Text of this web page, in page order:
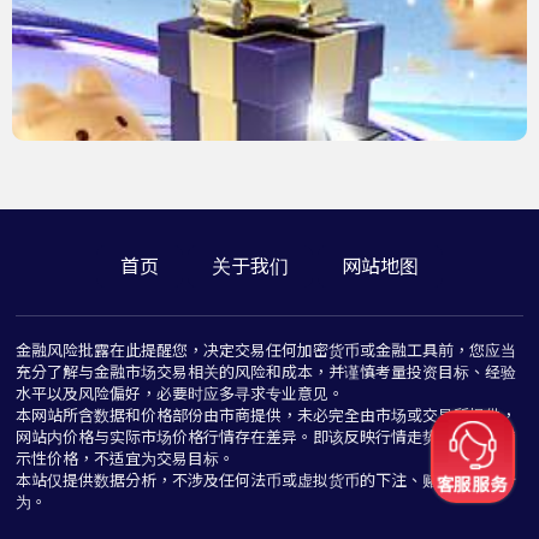
首页 关于我们 网站地图
金融风险批露在此提醒您，决定交易任何加密货币或金融工具前，您应当
充分了解与金融市场交易相关的风险和成本，并谨慎考量投资目标、经验
水平以及风险偏好，必要时应多寻求专业意见。
本网站所含数据和价格部份由市商提供，未必完全由市场或交易所提供，
网站内价格与实际市场价格行情存在差异。即该反映行情走势价格仅为指
示性价格，不适宜为交易目标。
本站仅提供数据分析，不涉及任何法币或虚拟货币的下注、赌博与推介行
为。